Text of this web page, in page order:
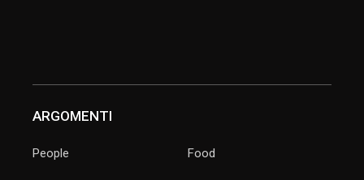
ARGOMENTI
People Food